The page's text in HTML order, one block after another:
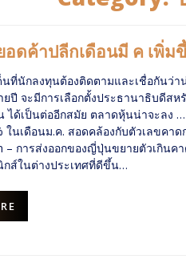
อดค้าปลีกเดือนมี ค เพิ่
นที่นักลงทุนต้องติดตามและเชื่อกันว่
ยปี จะมีการเลือกตั้งประธานาธิบดีส
ได้เป็นต่ออีกสมัย ตลาดหุ้นน่าจะลง
ในเดือนม.ค. สอดคล้องกับตัวเลขคา
– การส่งออกของญี่ปุ่นขยายตัวเกิน
กส์ในต่างประเทศที่ดีขึ้น…